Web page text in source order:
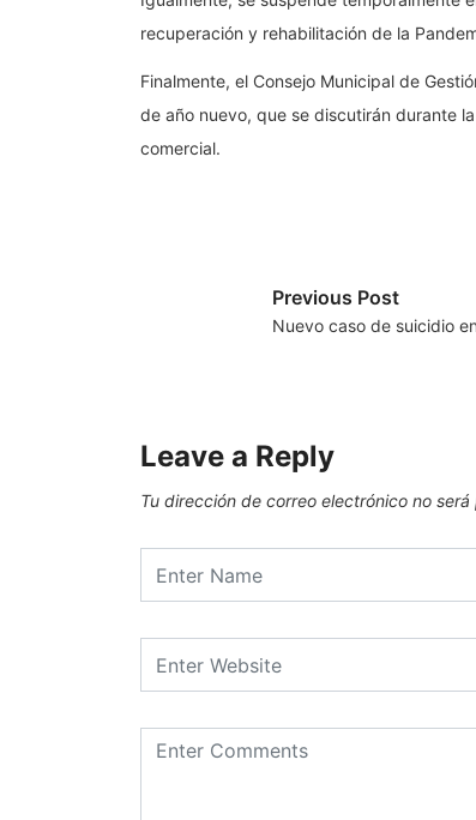
recuperación y rehabilitación de la
Finalmente, el Consejo Municipal de
de año nuevo, que se discutirán durante
comercial.
Previous Post
Nuevo caso de suicidio
Leave a Reply
Tu dirección de correo electrónico no será